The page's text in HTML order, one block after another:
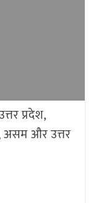
प्रदेश,
असम और उत्तर